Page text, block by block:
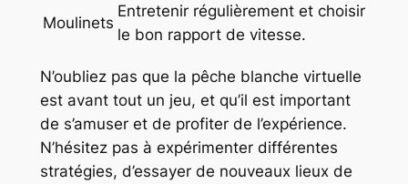
Moulinets
Entretenir régulièrement et choisir
le bon rapport de vitesse.
N’oubliez pas que la pêche blanche virtuelle
est avant tout un jeu, et qu’il est important
de s’amuser et de profiter de l’expérience.
N’hésitez pas à expérimenter différentes
stratégies, d’essayer de nouveaux lieux de